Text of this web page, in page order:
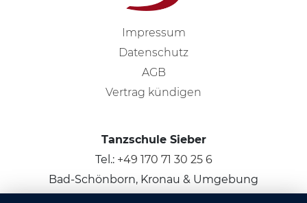
Impressum
Datenschutz
AGB
Vertrag kündigen
Tanzschule Sieber
Tel.: +49 170 71 30 25 6
Bad-Schönborn, Kronau & Umgebung